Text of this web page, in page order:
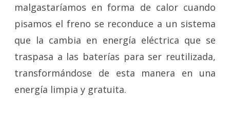
malgastaríamos en forma de calor cuando
pisamos el freno se reconduce a un sistema
que la cambia en energía eléctrica que se
traspasa a las baterías para ser reutilizada,
transformándose de esta manera en una
energía limpia y gratuita.